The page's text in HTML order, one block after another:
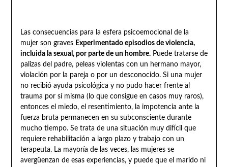
Las consecuencias para la esfera psicoemocional de la
mujer son graves Experimentado episodios de violencia,
incluida la sexual, por parte de un hombre.Puede tratarse de
palizas del padre, peleas violentas con un hermano mayor,
violación por la pareja o por un desconocido. Si una mujer
no recibió ayuda psicológica y no pudo hacer frente al
trauma por sí misma (lo que consigue en casos muy raros),
entonces el miedo, el resentimiento, la impotencia ante la
fuerza bruta permanecen en su subconsciente durante
mucho tiempo. Se trata de una situación muy difícil que
requiere rehabilitación a largo plazo y trabajo con un
terapeuta. La mayoría de las veces, las mujeres se
avergüenzan de esas experiencias, y puede que el marido ni